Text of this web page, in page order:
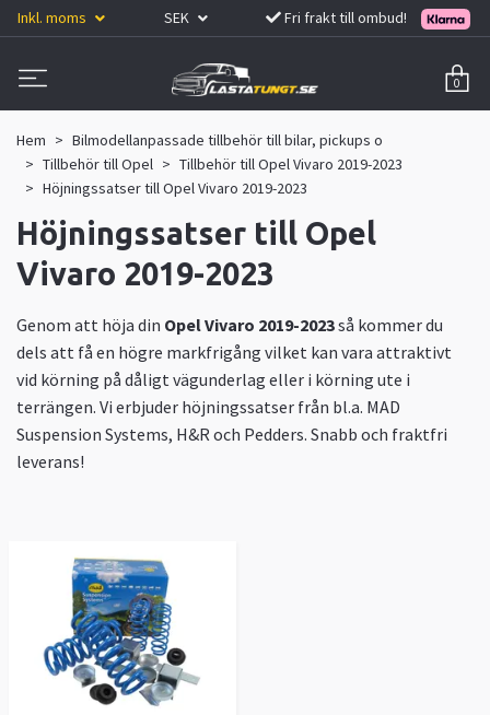
Inkl. moms SEK Fri frakt till ombud!
0
Hem
Bilmodellanpassade tillbehör till bilar, pickups o
Tillbehör till Opel
Tillbehör till Opel Vivaro 2019-2023
Höjningssatser till Opel Vivaro 2019-2023
Höjningssatser till Opel
Vivaro 2019-2023
Genom att höja din Opel Vivaro 2019-2023så kommer du
dels att få en högre markfrigång vilket kan vara attraktivt
vid körning på dåligt vägunderlag eller i körning ute i
terrängen. Vi erbjuder höjningssatser från bl.a. MAD
Suspension Systems, H&R och Pedders. Snabb och fraktfri
leverans!